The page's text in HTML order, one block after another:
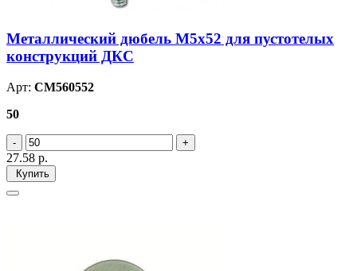
Металлический дюбель М5х52 для пустотелых
конструкций ДКС
Арт: CM560552
50
27.58 р.
Купить